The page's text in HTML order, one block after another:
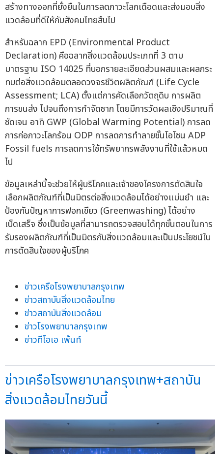
สร้างทางออกที่ยั่งยืนในการลดภาวะโลกเดือดและส่งมอบสิ่ง
แวดล้อมที่ดีให้กับสังคมไทยสืบไป
สำหรับฉลาก EPD (Environmental Product
Declaration) คือฉลากสิ่งแวดล้อมประเภทที่ 3 ตาม
มาตรฐาน ISO 14025 ที่บอกรายละเอียดส่วนผสมและผลกระ
ทบต่อสิ่งแวดล้อมตลอดวงจรชีวิตผลิตภัณฑ์ (Life Cycle
Assessment; LCA) ตั้งแต่การคัดเลือกวัตถุดิบ การผลิต
การขนส่ง ไปจนถึงการกำจัดซาก โดยมีการวัดผลเชิงปริมาณที่
ชัดเจน อาทิ GWP (Global Warming Potential) การลด
การก่อภาวะโลกร้อน ODP การลดการทำลายชั้นโอโซน ADP
Fossil fuels การลดการใช้ทรัพยากรพลังงานที่ใช้แล้วหมด
ไป
ข้อมูลเหล่านี้จะช่วยให้ผู้บริโภคและเจ้าของโครงการตัดสินใจ
เลือกผลิตภัณฑ์ที่เป็นมิตรต่อสิ่งแวดล้อมได้อย่างแม่นยำ และ
ป้องกันปัญหาการฟอกเขียว (Greenwashing) ได้อย่าง
เบ็ดเสร็จ ซึ่งเป็นข้อมูลที่สามารถตรวจสอบได้ทุกขั้นตอนในการ
รับรองผลิตภัณฑ์ที่เป็นมิตรกับสิ่งแวดล้อมและเป็นประโยชน์ใน
การตัดสินใจของผู้บริโภค
ข่าวเครือโรงพยาบาลกรุงเทพ
ข่าวสถาบันสิ่งแวดล้อมไทย
ข่าวสถาบันสิ่งแวดล้อม
ข่าวโรงพยาบาลกรุงเทพ
ข่าวทีโอเอ เพ้นท์
ข่าวเครือโรงพยาบาลกรุงเทพ+สถาบัน
สิ่งแวดล้อมไทยวันนี้